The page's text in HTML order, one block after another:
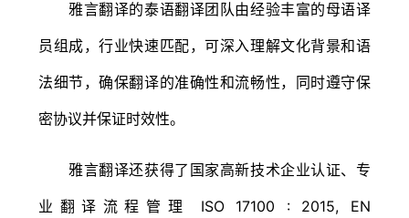
雅言翻译的泰语翻译团队由经验丰富的母语译
员组成，行业快速匹配，可深入理解文化背景和语
法细节，确保翻译的准确性和流畅性，同时遵守保
密协议并保证时效性。
雅言翻译还获得了国家高新技术企业认证、专
业翻译流程管理 ISO 17100 : 2015, EN